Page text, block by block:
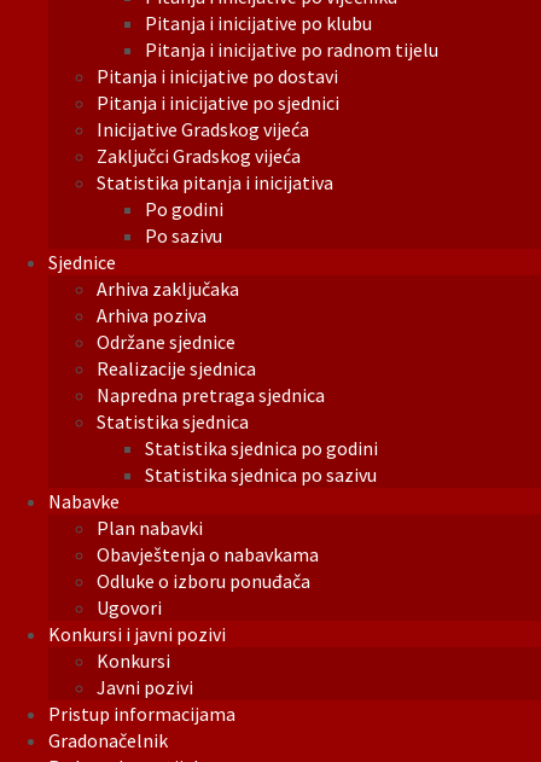
Pitanja i inicijative po klubu
Pitanja i inicijative po radnom tijelu
Pitanja i inicijative po dostavi
Pitanja i inicijative po sjednici
Inicijative Gradskog vijeća
Zaključci Gradskog vijeća
Statistika pitanja i inicijativa
Po godini
Po sazivu
Sjednice
Arhiva zaključaka
Arhiva poziva
Održane sjednice
Realizacije sjednica
Napredna pretraga sjednica
Statistika sjednica
Statistika sjednica po godini
Statistika sjednica po sazivu
Nabavke
Plan nabavki
Obavještenja o nabavkama
Odluke o izboru ponuđača
Ugovori
Konkursi i javni pozivi
Konkursi
Javni pozivi
Pristup informacijama
Gradonačelnik